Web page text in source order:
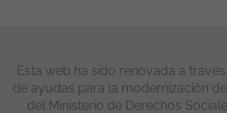
Esta web ha sido renovada a
de ayudas para la modernización
del Ministerio de Derechos